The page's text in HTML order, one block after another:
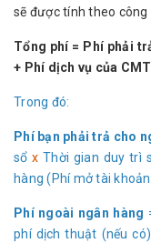
sẽ được tính theo công
Tổng phí = Phí phải
+ Phí dịch vụ của
Trong đó:
Phí bạn phải trả cho
sổ xThời gian duy trì
hàng (Phí mở tài
Phí ngoài ngân hàng
phí dịch thuật (nếu